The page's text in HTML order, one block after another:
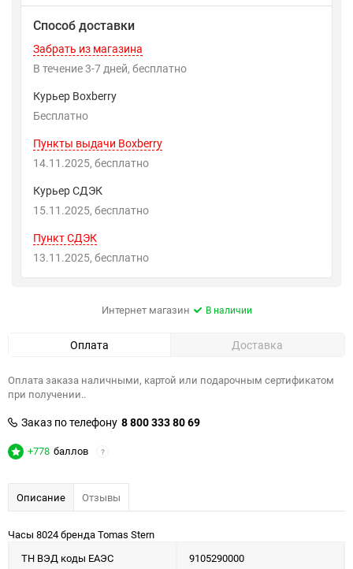
Способ доставки
Забрать из магазина
В течение3-7 дней Бесплатно
Курьер Boxberry
Бесплатно
Пункты выдачи Boxberry
14.11.2025
Бесплатно
Курьер СДЭК
15.11.2025
Бесплатно
Пункт СДЭК
13.11.2025
Бесплатно
Интернет магазин В наличии
Оплата Доставка
Оплата заказа наличными, картой или подарочным сертификатом
при получении..
Заказ по телефону 8 800 333 80 69
+778 баллов ?
Описание Отзывы
Часы 8024 бренда Tomas Stern
ТН ВЭД коды ЕАЭС
9105290000